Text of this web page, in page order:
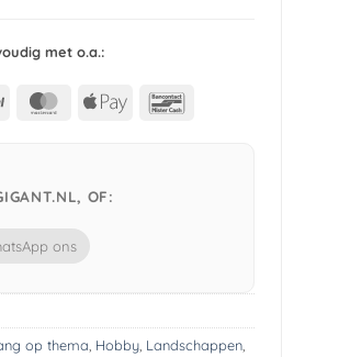
met o.a.:
PayPal MasterCard
Apple
OF:
ons
op thema Hobby, Landschappen,